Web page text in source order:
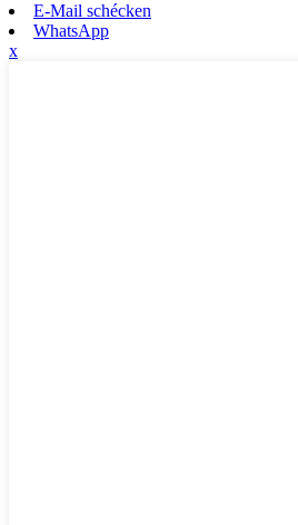
E-Mail schécken
WhatsApp
x